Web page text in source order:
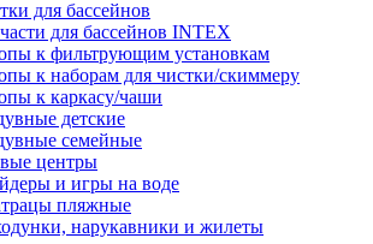
для бассейнов
для бассейнов INTEX
к фильтрующим установкам
к наборам для чистки/скиммеру
к каркасу/чаши
детские
семейные
центры
и игры на воде
пляжные
нарукавники и жилеты